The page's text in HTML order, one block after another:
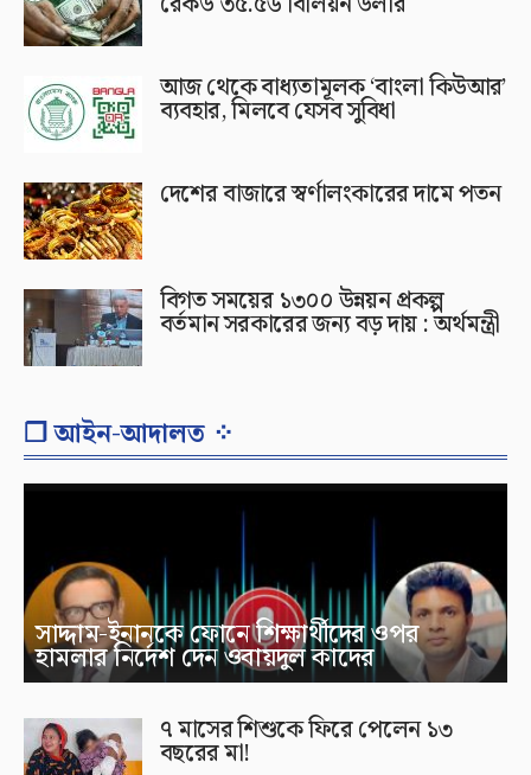
আজ থেকে বাধ্যতামূলক ‘বাংলা কিউআর’
ব্যবহার, মিলবে যেসব সুবিধা
দেশের বাজারে স্বর্ণালংকারের দামে পতন
বিগত সময়ের ১৩০০ উন্নয়ন প্রকল্প
বর্তমান সরকারের জন্য বড় দায় : অর্থমন্ত্রী
❐ আইন-আদালত ⁘
সাদ্দাম-ইনানকে ফোনে শিক্ষার্থীদের ওপর
হামলার নির্দেশ দেন ওবায়দুল কাদের
৭ মাসের শিশুকে ফিরে পেলেন ১৩
বছরের মা!